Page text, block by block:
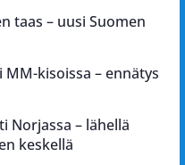
taas – uusi Suomen
kisoissa – ennätys
Norjassa – lähellä
keskellä